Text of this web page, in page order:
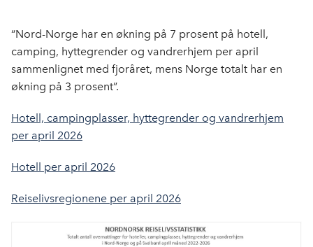
“Nord-Norge har en økning på 7 prosent på hotell,
camping, hyttegrender og vandrerhjem per april
sammenlignet med fjoråret, mens Norge totalt har en
økning på 3 prosent”.
Hotell, campingplasser, hyttegrender og vandrerhjem
per april 2026
Hotell per april 2026
Reiselivsregionene per april 2026